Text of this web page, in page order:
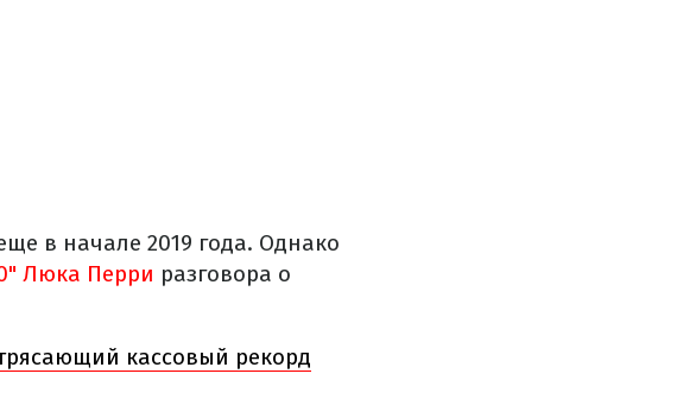
в начале 2019 года. Однако
Люка Перри разговора о
кассовый рекорд